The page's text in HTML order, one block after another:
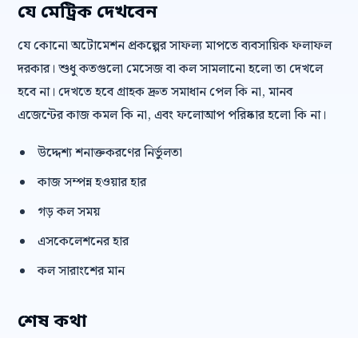
যে মেট্রিক দেখবেন
যে কোনো অটোমেশন প্রকল্পের সাফল্য মাপতে ব্যবসায়িক ফলাফল
দরকার। শুধু কতগুলো মেসেজ বা কল সামলানো হলো তা দেখলে
হবে না। দেখতে হবে গ্রাহক দ্রুত সমাধান পেল কি না, মানব
এজেন্টের কাজ কমল কি না, এবং ফলোআপ পরিষ্কার হলো কি না।
উদ্দেশ্য শনাক্তকরণের নির্ভুলতা
কাজ সম্পন্ন হওয়ার হার
গড় কল সময়
এসকেলেশনের হার
কল সারাংশের মান
শেষ কথা